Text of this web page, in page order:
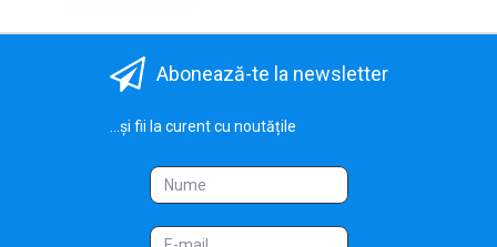
Abonează-te la newsletter
...și fii la curent cu noutățile